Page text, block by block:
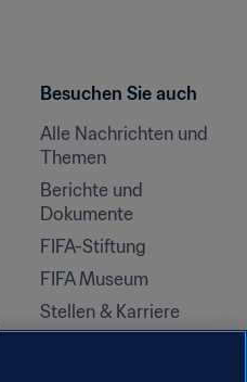
Besuchen Sie auch
Alle Nachrichten und
Themen
Berichte und
Dokumente
FIFA-Stiftung
FIFA Museum
Stellen & Karriere